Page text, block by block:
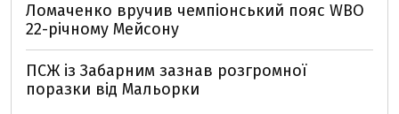
Ломаченко вручив чемпіонський пояс WBO
22-річному Мейсону
ПСЖ із Забарним зазнав розгромної
поразки від Мальорки